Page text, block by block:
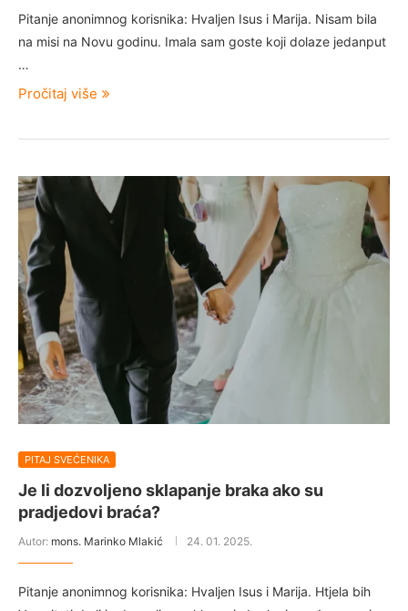
Pitanje anonimnog korisnika: Hvaljen Isus i Marija. Nisam bila
na misi na Novu godinu. Imala sam goste koji dolaze jedanput
…
Pročitaj više
PITAJ SVEĆENIKA
Je li dozvoljeno sklapanje braka ako su
pradjedovi braća?
Autor: mons. Marinko Mlakić 24. 01. 2025.
Pitanje anonimnog korisnika: Hvaljen Isus i Marija. Htjela bih